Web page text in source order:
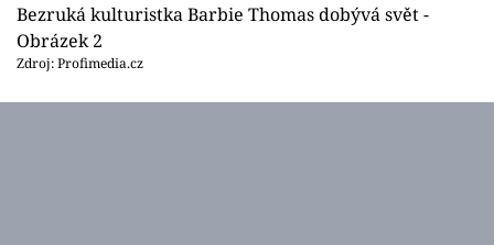
Bezruká kulturistka Barbie Thomas dobývá svět -
Obrázek 2
Zdroj: Profimedia.cz